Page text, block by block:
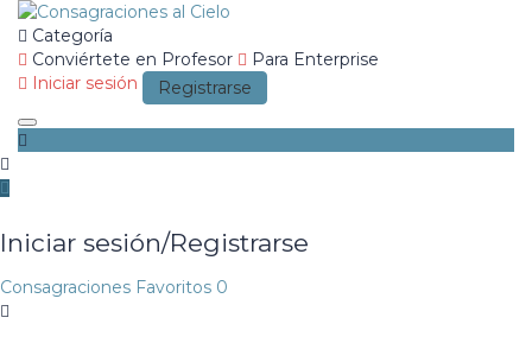
Categoría
Conviértete en Profesor
Para Enterprise
Iniciar sesión
Registrarse
Toggle navigation
Iniciar sesión/Registrarse
Consagraciones Favoritos 0